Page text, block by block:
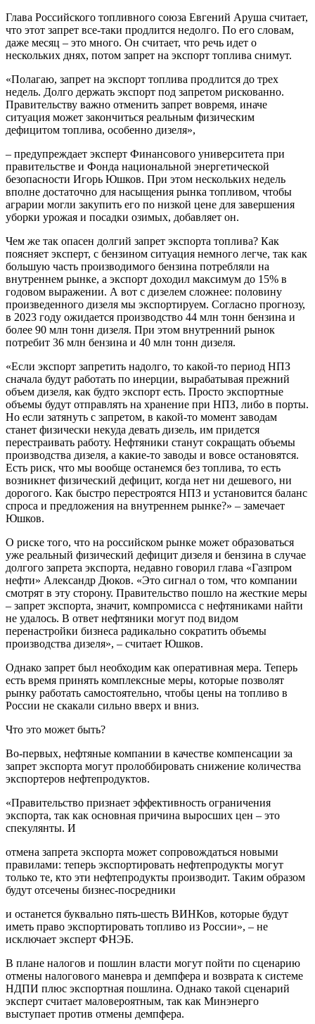
Глава Российского топливного союза Евгений Аруша считает,
что этот запрет все-таки продлится недолго. По его словам,
даже месяц – это много. Он считает, что речь идет о
нескольких днях, потом запрет на экспорт топлива снимут.
«Полагаю, запрет на экспорт топлива продлится до трех
недель. Долго держать экспорт под запретом рискованно.
Правительству важно отменить запрет вовремя, иначе
ситуация может закончиться реальным физическим
дефицитом топлива, особенно дизеля»,
– предупреждает эксперт Финансового университета при
правительстве и Фонда национальной энергетической
безопасности Игорь Юшков. При этом нескольких недель
вполне достаточно для насыщения рынка топливом, чтобы
аграрии могли закупить его по низкой цене для завершения
уборки урожая и посадки озимых, добавляет он.
Чем же так опасен долгий запрет экспорта топлива? Как
поясняет эксперт, с бензином ситуация немного легче, так как
большую часть производимого бензина потребляли на
внутреннем рынке, а экспорт доходил максимум до 15% в
годовом выражении. А вот с дизелем сложнее: половину
произведенного дизеля мы экспортируем. Согласно прогнозу,
в 2023 году ожидается производство 44 млн тонн бензина и
более 90 млн тонн дизеля. При этом внутренний рынок
потребит 36 млн бензина и 40 млн тонн дизеля.
«Если экспорт запретить надолго, то какой-то период НПЗ
сначала будут работать по инерции, вырабатывая прежний
объем дизеля, как будто экспорт есть. Просто экспортные
объемы будут отправлять на хранение при НПЗ, либо в порты.
Но если затянуть с запретом, в какой-то момент заводам
станет физически некуда девать дизель, им придется
перестраивать работу. Нефтяники станут сокращать объемы
производства дизеля, а какие-то заводы и вовсе остановятся.
Есть риск, что мы вообще останемся без топлива, то есть
возникнет физический дефицит, когда нет ни дешевого, ни
дорогого. Как быстро перестроятся НПЗ и установится баланс
спроса и предложения на внутреннем рынке?» – замечает
Юшков.
О риске того, что на российском рынке может образоваться
уже реальный физический дефицит дизеля и бензина в случае
долгого запрета экспорта, недавно говорил глава «Газпром
нефти» Александр Дюков. «Это сигнал о том, что компании
смотрят в эту сторону. Правительство пошло на жесткие меры
– запрет экспорта, значит, компромисса с нефтяниками найти
не удалось. В ответ нефтяники могут под видом
перенастройки бизнеса радикально сократить объемы
производства дизеля», – считает Юшков.
Однако запрет был необходим как оперативная мера. Теперь
есть время принять комплексные меры, которые позволят
рынку работать самостоятельно, чтобы цены на топливо в
России не скакали сильно вверх и вниз.
Что это может быть?
Во-первых, нефтяные компании в качестве компенсации за
запрет экспорта могут пролоббировать снижение количества
экспортеров нефтепродуктов.
«Правительство признает эффективность ограничения
экспорта, так как основная причина выросших цен – это
спекулянты. И
отмена запрета экспорта может сопровождаться новыми
правилами: теперь экспортировать нефтепродукты могут
только те, кто эти нефтепродукты производит. Таким образом
будут отсечены бизнес-посредники
и останется буквально пять-шесть ВИНКов, которые будут
иметь право экспортировать топливо из России», – не
исключает эксперт ФНЭБ.
В плане налогов и пошлин власти могут пойти по сценарию
отмены налогового маневра и демпфера и возврата к системе
НДПИ плюс экспортная пошлина. Однако такой сценарий
эксперт считает маловероятным, так как Минэнерго
выступает против отмены демпфера.